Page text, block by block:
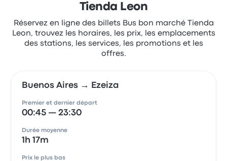
Tienda Leon
Réservez en ligne des billets Bus bon marché Tienda
Leon, trouvez les horaires, les prix, les emplacements
des stations, les services, les promotions et les
offres.
Buenos Aires → Ezeiza
Premier et dernier départ
00:45 — 23:30
Durée moyenne
1h 17m
Prix le plus bas